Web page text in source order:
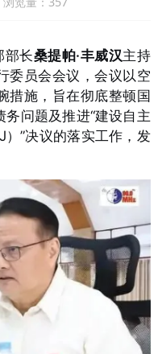
部长桑提帕·丰威汉主持
委员会会议，会议以空
措施，旨在彻底整顿国
问题及推进“建设自主
”决议的落实工作，发